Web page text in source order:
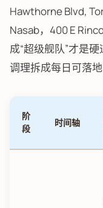
Hawthorne Blvd,
Nasab，400 E
成“超级舰队”才是
调理拆成每日可落
阶
段
时间轴